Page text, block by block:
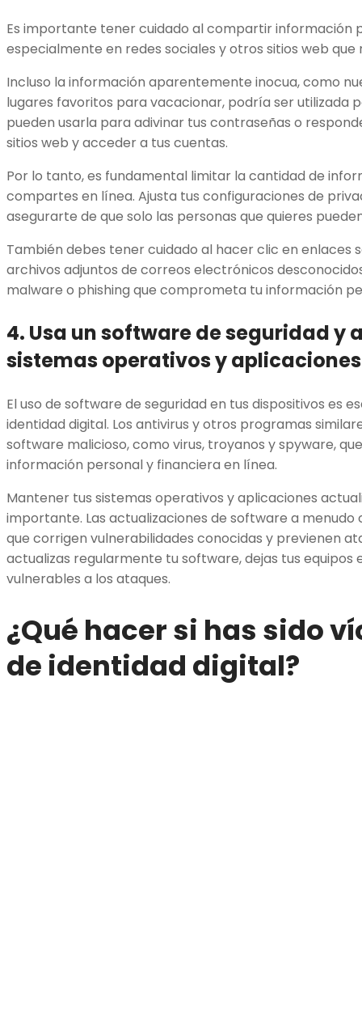
Es importante tener cuidado al compartir información
especialmente en redes sociales y otros sitios web que
Incluso la información aparentemente inocua, como
lugares favoritos para vacacionar, podría ser utilizada
pueden usarla para adivinar tus contraseñas o
sitios web y acceder a tus cuentas.
Por lo tanto, es fundamental limitar la cantidad de
compartes en línea. Ajusta tus configuraciones de
asegurarte de que solo las personas que quieres
También debes tener cuidado al hacer clic en enlaces
archivos adjuntos de correos electrónicos
malware o phishing que comprometa tu información
4. Usa un software de seguridad y
sistemas operativos y aplicaciones
El uso de software de seguridad en tus dispositivos es
identidad digital. Los antivirus y otros programas
software malicioso, como virus, troyanos y spyware,
información personal y financiera en línea.
Mantener tus sistemas operativos y aplicaciones
importante. Las actualizaciones de software a
que corrigen vulnerabilidades conocidas y previenen
actualizas regularmente tu software, dejas tus
vulnerables a los ataques.
¿Qué hacer si has sido
de identidad digital?